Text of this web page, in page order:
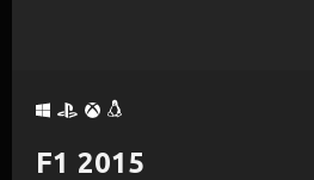
F1 2015